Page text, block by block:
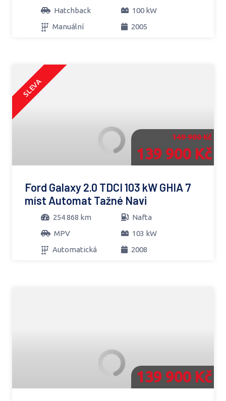
Hatchback
100 kW
Manuální
2005
SLEVA
149 900 Kč
139 900 Kč
Ford Galaxy 2.0 TDCI 103 kW GHIA 7
míst Automat Tažné Navi
254 868 km
Nafta
MPV
103 kW
Automatická
2008
139 900 Kč